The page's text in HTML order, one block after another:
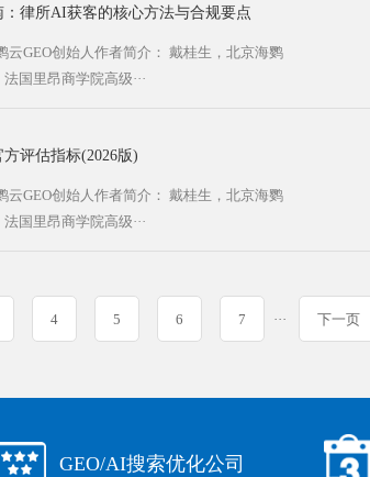
律所AI获客的核心方法与合规要点
云GEO创始人作者简介： 戴桂生，北京海鹦
国里昂商学院高级···
评估指标(2026版)
云GEO创始人作者简介： 戴桂生，北京海鹦
国里昂商学院高级···
4 5 6 7 ··· 下一页
GEO/AI搜索优化公司